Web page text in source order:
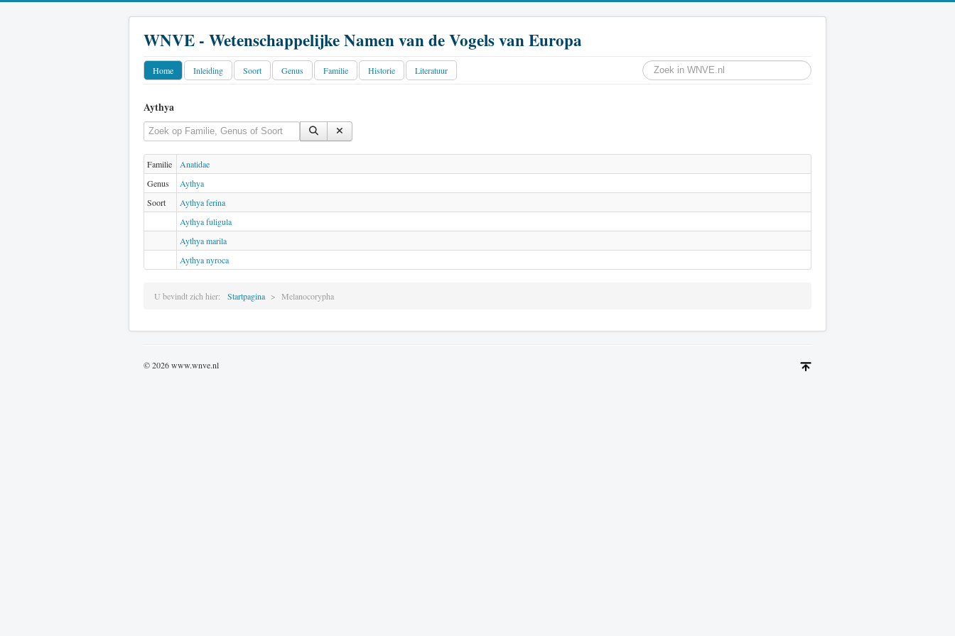
WNVE - Wetenschappelijke Namen van de Vogels van Europa
Home Inleiding Soort Genus Familie Historie Literatuur
Aythya
Vul een deel van de titel in
Familie
Anatidae
Genus
Aythya
Soort
Aythya ferina
Aythya fuligula
Aythya marila
Aythya nyroca
U bevindt zich hier: Startpagina Melanocorypha
© 2026 www.wnve.nl